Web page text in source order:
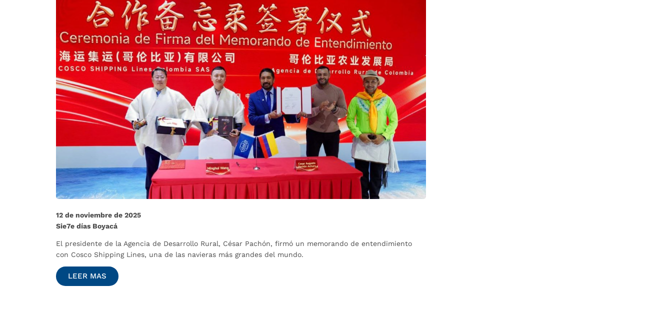
12 de noviembre de 2025
Sie7e días Boyacá
El presidente de la Agencia de Desarrollo Rural, César Pachón, firmó un memorando de entendimiento
con Cosco Shipping Lines, una de las navieras más grandes del mundo.
LEER MAS